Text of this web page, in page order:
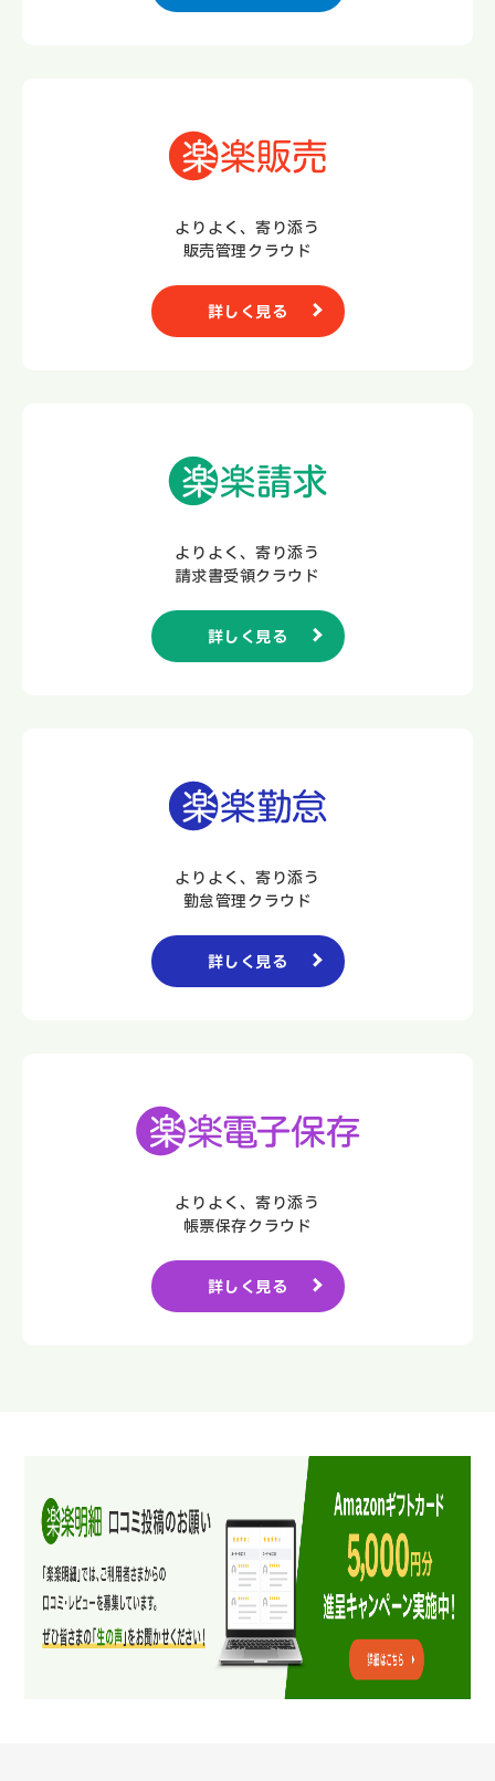
よりよく、寄り添う
販売管理クラウド
詳しく見る
よりよく、寄り添う
請求書受領クラウド
詳しく見る
よりよく、寄り添う
勤怠管理クラウド
詳しく見る
よりよく、寄り添う
帳票保存クラウド
詳しく見る